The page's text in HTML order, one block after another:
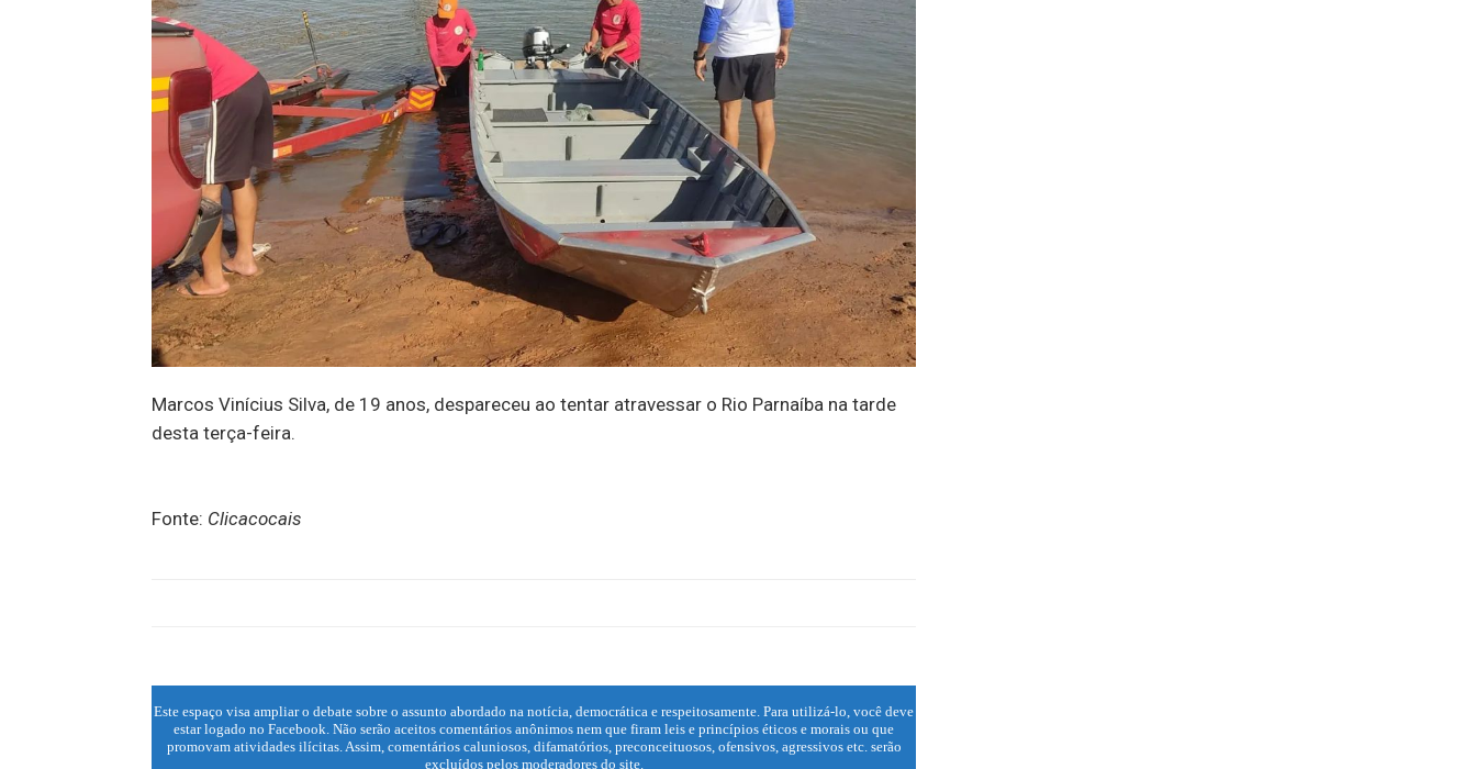
Marcos Vinícius Silva, de 19 anos, despareceu ao tentar atravessar o Rio Parnaíba na tarde
desta terça-feira.
Fonte: Clicacocais
Este espaço visa ampliar o debate sobre o assunto abordado na notícia, democrática e respeitosamente. Para utilizá-lo, você deve
estar logado no Facebook. Não serão aceitos comentários anônimos nem que firam leis e princípios éticos e morais ou que
promovam atividades ilícitas. Assim, comentários caluniosos, difamatórios, preconceituosos, ofensivos, agressivos etc. serão
excluídos pelos moderadores do site.